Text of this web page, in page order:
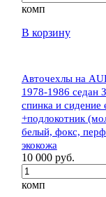
комп
В корзину
Авточехлы на
1978-1986 седан
спинка и сидение
+подлокотник
белый, фокс,
экокожа
10 000 руб.
комп